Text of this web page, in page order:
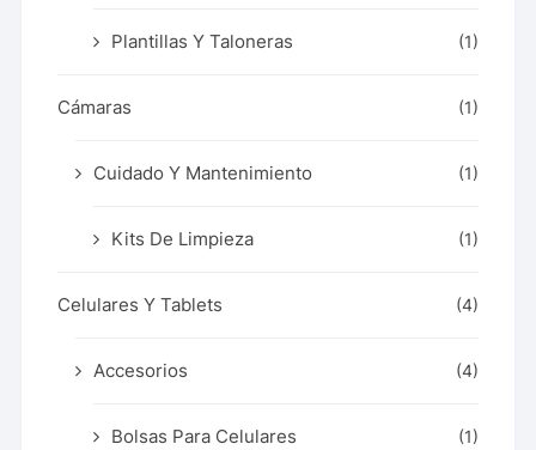
Plantillas Y Taloneras (1)
Cámaras (1)
Cuidado Y Mantenimiento (1)
Kits De Limpieza (1)
Celulares Y Tablets (4)
Accesorios (4)
Bolsas Para Celulares (1)